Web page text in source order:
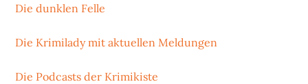
Die dunklen Felle
Die Krimilady mit aktuellen Meldungen
Die Podcasts der Krimikiste